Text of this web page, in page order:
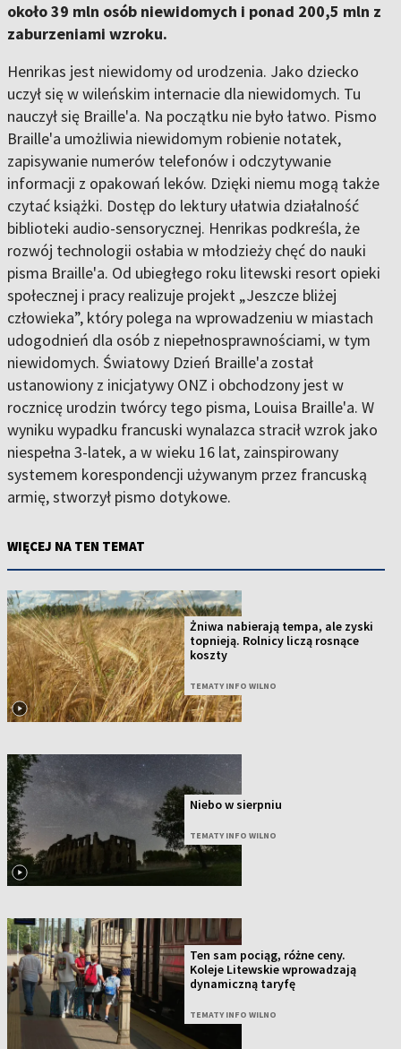
około 39 mln osób niewidomych i ponad 200,5 mln z
zaburzeniami wzroku.
Henrikas jest niewidomy od urodzenia. Jako dziecko
uczył się w wileńskim internacie dla niewidomych. Tu
nauczył się Braille'a. Na początku nie było łatwo. Pismo
Braille'a umożliwia niewidomym robienie notatek,
zapisywanie numerów telefonów i odczytywanie
informacji z opakowań leków. Dzięki niemu mogą także
czytać książki. Dostęp do lektury ułatwia działalność
biblioteki audio-sensorycznej. Henrikas podkreśla, że
rozwój technologii osłabia w młodzieży chęć do nauki
pisma Braille'a. Od ubiegłego roku litewski resort opieki
społecznej i pracy realizuje projekt „Jeszcze bliżej
człowieka”, który polega na wprowadzeniu w miastach
udogodnień dla osób z niepełnosprawnościami, w tym
niewidomych. Światowy Dzień Braille'a został
ustanowiony z inicjatywy ONZ i obchodzony jest w
rocznicę urodzin twórcy tego pisma, Louisa Braille'a. W
wyniku wypadku francuski wynalazca stracił wzrok jako
niespełna 3-latek, a w wieku 16 lat, zainspirowany
systemem korespondencji używanym przez francuską
armię, stworzył pismo dotykowe.
WIĘCEJ NA TEN TEMAT
Żniwa nabierają tempa, ale zyski
topnieją. Rolnicy liczą rosnące
koszty
TEMATY INFO WILNO
Niebo w sierpniu
TEMATY INFO WILNO
Ten sam pociąg, różne ceny.
Koleje Litewskie wprowadzają
dynamiczną taryfę
TEMATY INFO WILNO